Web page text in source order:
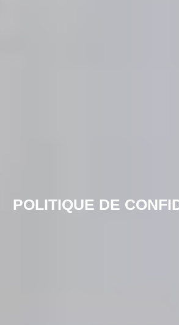
POLITIQUE DE